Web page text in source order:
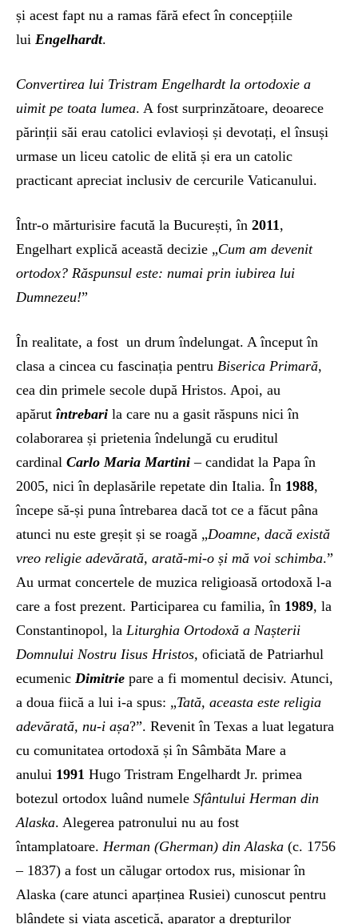
și acest fapt nu a ramas fără efect în concepțiile
lui Engelhardt.
Convertirea lui Tristram Engelhardt la ortodoxie a
uimit pe toata lumea. A fost surprinzătoare, deoarece
părinții săi erau catolici evlavioși și devotați, el însuși
urmase un liceu catolic de elită și era un catolic
practicant apreciat inclusiv de cercurile Vaticanului.
Într-o mărturisire facută la București, în 2011 ,
Engelhart explică această decizie „Cum am devenit
ortodox? Răspunsul este: numai prin iubirea lui
Dumnezeu!”
În realitate, a fost un drum îndelungat. A început în
clasa a cincea cu fascinația pentru Biserica Primară,
cea din primele secole după Hristos. Apoi, au
apărut întrebari la care nu a gasit răspuns nici în
colaborarea și prietenia îndelungă cu eruditul
cardinal Carlo Maria Martini – candidat la Papa în
2005, nici în deplasările repetate din Italia. În 1988,
începe să-și puna întrebarea dacă tot ce a făcut pâna
atunci nu este greșit și se roagă „Doamne, dacă există
vreo religie adevărată, arată-mi-o și mă voi schimba.”
Au urmat concertele de muzica religioasă ortodoxă l-a
care a fost prezent. Participarea cu familia, în 1989, la
Constantinopol, la Liturghia Ortodoxă a Nașterii
Domnului Nostru Iisus Hristos, oficiată de Patriarhul
ecumenic Dimitrie pare a fi momentul decisiv. Atunci,
a doua fiică a lui i-a spus: „Tată, aceasta este religia
adevărată, nu-i așa?”. Revenit în Texas a luat legatura
cu comunitatea ortodoxă și în Sâmbăta Mare a
anului 1991 Hugo Tristram Engelhardt Jr. primea
botezul ortodox luând numele Sfântului Herman din
Alaska. Alegerea patronului nu au fost
întamplatoare. Herman (Gherman) din Alaska (c. 1756
– 1837) a fost un călugar ortodox rus, misionar în
Alaska (care atunci aparținea Rusiei) cunoscut pentru
blândețe și viața ascetică, aparator a drepturilor